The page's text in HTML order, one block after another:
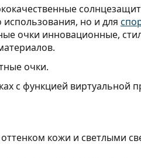
но и для
очки инновационные,
очки.
с функцией виртуальной
кожи и светлыми